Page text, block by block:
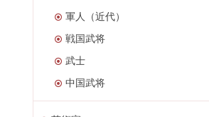
軍人（近代）
戦国武将
武士
中国武将